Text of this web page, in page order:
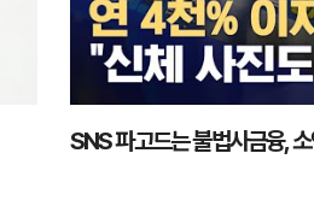
SNS 파고드는 불법사금융,